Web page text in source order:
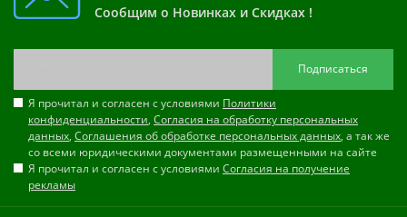
Сообщим о Новинках и Скидках !
Подписаться
Я прочитал и согласен с условиями Политики
конфиденциальности, Согласия на обработку персональных
данных, Соглашения об обработке персональных данных, а так же
со всеми юридическими документами размещенными на сайте
Я прочитал и согласен с условиями Согласия на получение
рекламы